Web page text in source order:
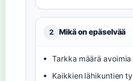
2 Mikä on epäselvää
Tarkka määrä
Kaikkien lähikuntien